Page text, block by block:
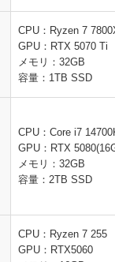
CPU：Ryzen 7
GPU：RTX 5070 Ti
メモリ：32GB
容量：1TB SSD
CPU：Core i7
GPU：RTX
メモリ：32GB
容量：2TB SSD
CPU：Ryzen 7 255
GPU：RTX5060